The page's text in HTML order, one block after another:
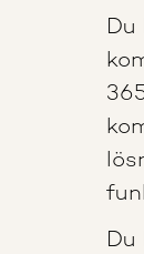
Du
Du